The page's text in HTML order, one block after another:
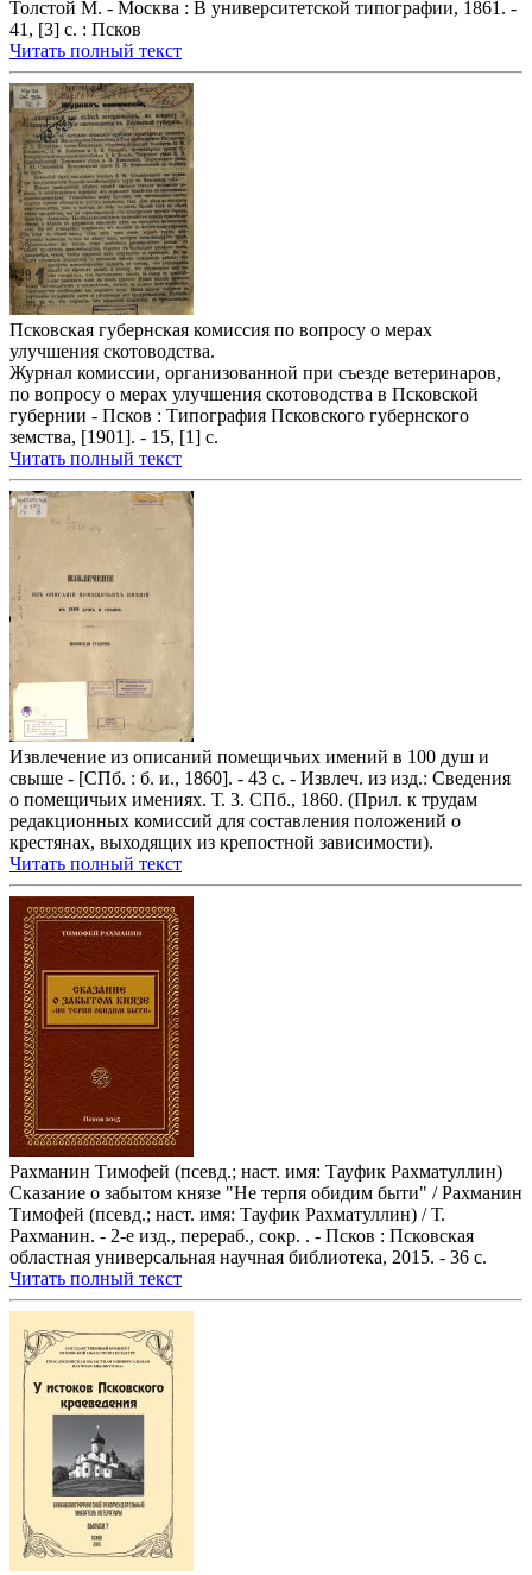
Толстой М. - Москва : В университетской типографии, 1861. -
41, [3] с. : Псков
Читать полный текст
Псковская губернская комиссия по вопросу о мерах
улучшения скотоводства.
Журнал комиссии, организованной при съезде ветеринаров,
по вопросу о мерах улучшения скотоводства в Псковской
губернии - Псков : Типография Псковского губернского
земства, [1901]. - 15, [1] с.
Читать полный текст
Извлечение из описаний помещичьих имений в 100 душ и
свыше - [СПб. : б. и., 1860]. - 43 с. - Извлеч. из изд.: Сведения
о помещичьих имениях. Т. 3. СПб., 1860. (Прил. к трудам
редакционных комиссий для составления положений о
крестянах, выходящих из крепостной зависимости).
Читать полный текст
Рахманин Тимофей (псевд.; наст. имя: Тауфик Рахматуллин)
Сказание о забытом князе "Не терпя обидим быти" / Рахманин
Тимофей (псевд.; наст. имя: Тауфик Рахматуллин) / Т.
Рахманин. - 2-е изд., перераб., сокр. . - Псков : Псковская
областная универсальная научная библиотека, 2015. - 36 с.
Читать полный текст